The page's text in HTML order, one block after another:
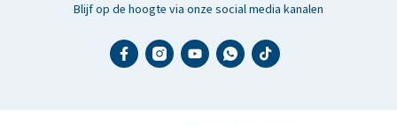
Blijf op de hoogte via onze social media kanalen